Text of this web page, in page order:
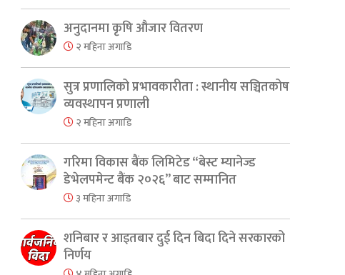
अनुदानमा कृषि औजार वितरण
२ महिना अगाडि
सुत्र प्रणालिको प्रभावकारीता : स्थानीय सञ्चितकोष
व्यवस्थापन प्रणाली
२ महिना अगाडि
गरिमा विकास बैंक लिमिटेड “बेस्ट म्यानेज्ड
डेभेलपमेन्ट बैंक २०२६” बाट सम्मानित
३ महिना अगाडि
शनिबार र आइतबार दुई दिन बिदा दिने सरकारको
निर्णय